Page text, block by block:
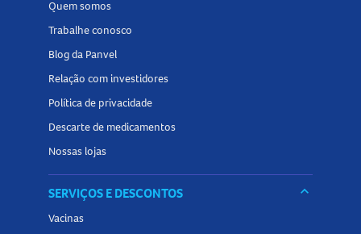
Descubra maisAcessórios de Maquiagem
encontre tudo o que precisa para realçar sua beleza!
Quem somos
Trabalhe conosco
Blog da Panvel
Relação com investidores
Política de privacidade
Descarte de medicamentos
Nossas lojas
SERVIÇOS E DESCONTOS keyboard_arrow_down
Vacinas